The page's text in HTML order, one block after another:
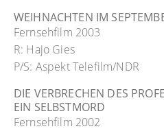
WEIHNACHTEN IM
Fernsehfilm 2003
R: Hajo Gies
P/S: Aspekt Telefilm/NDR
DIE VERBRECHEN DES
EIN SELBSTMORD
Fernsehfilm 2002